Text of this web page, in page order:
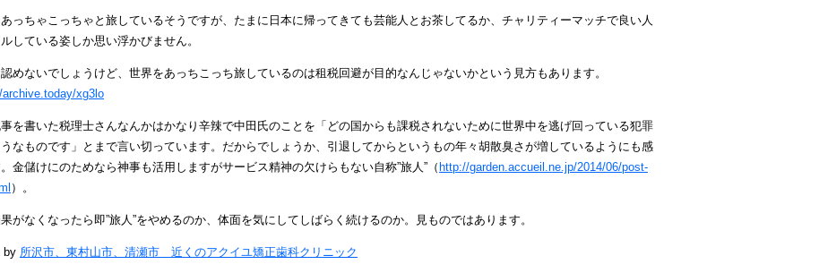
っちゃこっちゃと旅しているそうですが、たまに日本に帰ってきても芸能人とお茶してるか、チャリティーマッチで良い人
している姿しか思い浮かびません。
めないでしょうけど、世界をあっちこっち旅しているのは租税回避が目的なんじゃないかという見方もあります。
archive.today/xg3lo
を書いた税理士さんなんかはかなり辛辣で中田氏のことを「 どの国からも課税されないために世界中を逃げ回っている犯罪
なものです 」とまで言い切っています。だからでしょうか、引退してからというもの年々胡散臭さが増しているようにも感
。金儲けにのためなら神事も活用しますがサービス精神の欠けらもない自称”旅人”（ http://garden.accueil.ne.jp/2014/06/post-
）。
がなくなったら即”旅人”をやめるのか、体面を気にしてしばらく続けるのか。見ものではあります。
by 所沢市、東村山市、清瀬市 近くのアクイユ矯正歯科クリニック